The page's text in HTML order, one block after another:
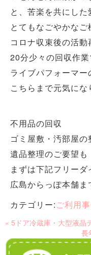
と、苦楽を共にした
とてもなごやかなご
コロナ収束後の活動
20分少々の回収作業
ライブパフォーマー
こちらまで元気にな
不用品の回収
ゴミ屋敷・汚部屋の
遺品整理のご要望も
まずは下記フリーダ
広島からっぽ本舗
カテゴリー:ご利用
« 5ドア冷蔵庫・大型液晶
長